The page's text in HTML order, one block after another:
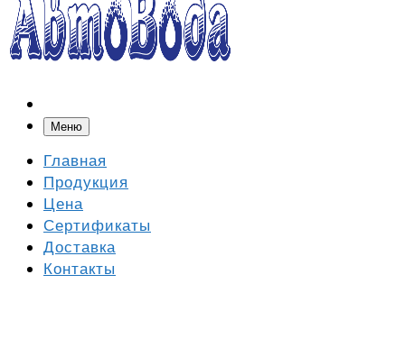
Меню
Главная
Продукция
Цена
Сертификаты
Доставка
Контакты